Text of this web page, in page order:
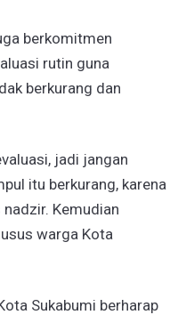
berkomitmen
rutin guna
berkurang dan
jadi jangan
itu berkurang, karena
Kemudian
warga Kota
Sukabumi berharap